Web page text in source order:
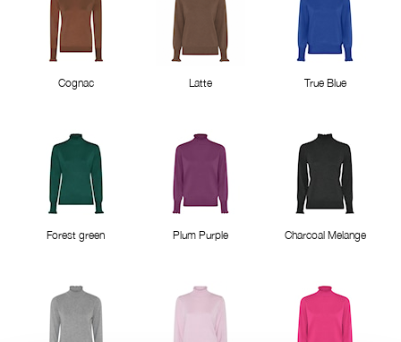
Cognac Latte True Blue
Forest green Plum Purple Charcoal Melange